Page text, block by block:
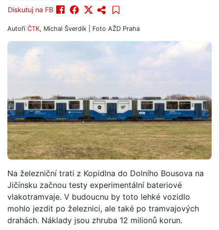
Diskutuj na FB
Autoři ČTK, Michal Šverdík | Foto AŽD Praha
Na železniční trati z Kopidlna do Dolního Bousova na
Jičínsku začnou testy experimentální bateriové
vlakotramvaje. V budoucnu by toto lehké vozidlo
mohlo jezdit po železnici, ale také po tramvajových
drahách. Náklady jsou zhruba 12 milionů korun.